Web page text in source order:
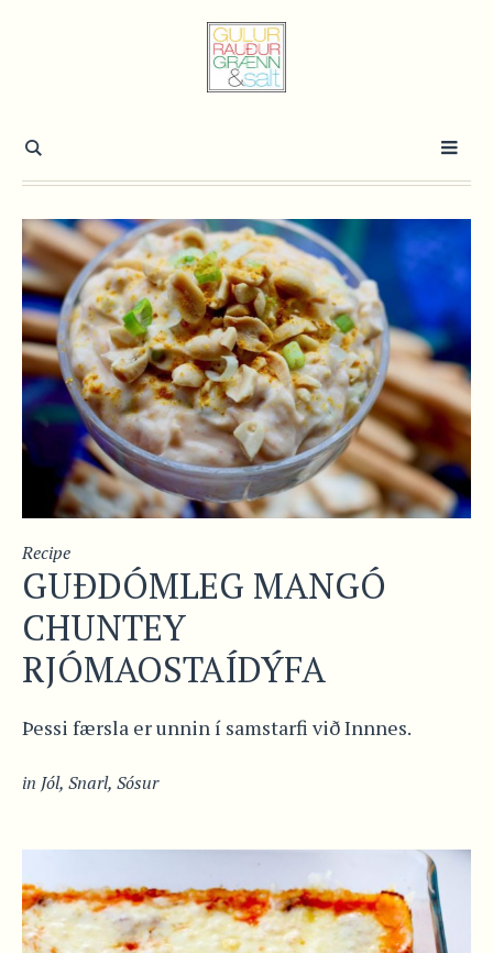
Recipe
GUÐDÓMLEG MANGÓ
CHUNTEY
RJÓMAOSTAÍDÝFA
Þessi færsla er unnin í samstarfi við Innnes.
in Jól, Snarl, Sósur